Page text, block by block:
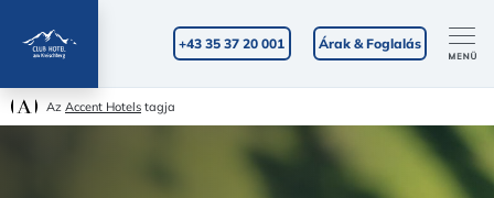
Az Accent Hotels tagja
+43 35 37 20 001 Árak & Foglalás